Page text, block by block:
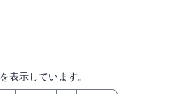
表示しています。